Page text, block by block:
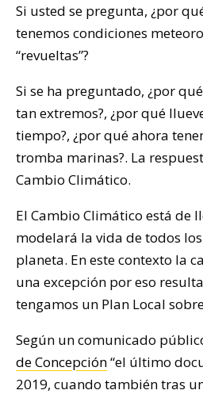
Si usted se pregunta, ¿por
tenemos condiciones
“revueltas”?
Si se ha preguntado, ¿por
tan extremos?, ¿por qué
tiempo?, ¿por qué ahora
tromba marinas?. La
Cambio Climático.
El Cambio Climático está de
modelará la vida de todos
planeta. En este contexto la
una excepción por eso
tengamos un Plan Local
Según un comunicado
de Concepción“el último
2019, cuando también tras